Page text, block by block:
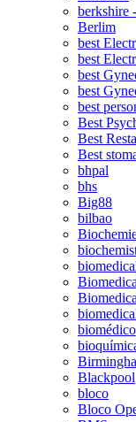
berkshire
Berlim
best
best
best
best
best
Best
Best
Best
bhpal
bhs
Big88
bilbao
biomédico
Blackpool
bloco
Bloco